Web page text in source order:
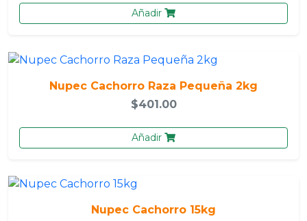
Añadir
Nupec Cachorro Raza Pequeña 2kg
$401.00
Añadir
Nupec Cachorro 15kg